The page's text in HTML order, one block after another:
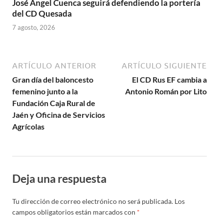
José Ángel Cuenca seguirá defendiendo la portería
del CD Quesada
7 agosto, 2026
ARTÍCULO ANTERIOR
Gran día del baloncesto
femenino junto a la
Fundación Caja Rural de
Jaén y Oficina de Servicios
Agrícolas
ARTÍCULO SIGUIENTE
El CD Rus EF cambia a
Antonio Román por Lito
Deja una respuesta
Tu dirección de correo electrónico no será publicada. Los
campos obligatorios están marcados con *